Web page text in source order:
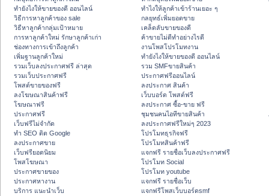
ทํายังไงให้ขายของดี ออนไลน์
วิธีการหาลูกค้าของ sale
วิธีหาลูกค้ากลุ่มเป้าหมาย
การหาลูกค้าใหม่ รักษาลูกค้าเก่า
ช่องทางการเข้าถึงลูกค้า
เพิ่มฐานลูกค้าใหม่
รวมเว็บลงประกาศฟรี ล่าสุด
รวมเว็บประกาศฟรี
โพสต์ขายของฟรี
ลงโฆษณาสินค้าฟรี
โฆษณาฟรี
ประกาศฟรี
เว็บฟรีไม่จำกัด
ทำ SEO ติด Google
ลงประกาศขาย
เว็บฟรียอดนิยม
โพสโฆษณา
ประกาศขายของ
ประกาศหางาน
บริการ แนะนำเว็บ
ทําไงให้ลูกค้าเข้าร้านเยอะ ๆ
กลยุทธ์เพิ่มยอดขาย
เคล็ดลับขายของดี
ค้าขายไม่ดีทำอย่างไรดี
งานโพสโปรโมทงาน
ทํายังไงให้ขายของดี ออนไลน์
รวม SMFขายสินค้า
ประกาศฟรีออนไลน์
ลงประกาศ สินค้า
เว็บบอร์ด โพสต์ฟรี
ลงประกาศ ซื้อ-ขาย ฟรี
ชุมชนคนไอทีขายสินค้า
ลงประกาศฟรีใหม่ๆ 2023
โปรโมทธุรกิจฟรี
โปรโมทสินค้าฟรี
แจกฟรี รายชื่อเว็บลงประกาศฟรี
โปรโมท Social
โปรโมท youtube
แจกฟรี รายชื่อเว็บ
แจกฟรีโพสเว็บบอร์ดsmf